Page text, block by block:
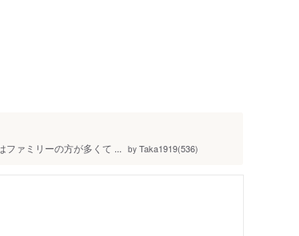
ファミリーの方が多くて ... by Taka1919(536)